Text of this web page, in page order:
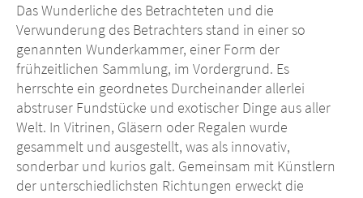
Das Wunderliche des Betrachteten und die
Verwunderung des Betrachters stand in einer so
genannten Wunderkammer, einer Form der
frühzeitlichen Sammlung, im Vordergrund. Es
herrschte ein geordnetes Durcheinander allerlei
abstruser Fundstücke und exotischer Dinge aus aller
Welt. In Vitrinen, Gläsern oder Regalen wurde
gesammelt und ausgestellt, was als innovativ,
sonderbar und kurios galt. Gemeinsam mit Künstlern
der unterschiedlichsten Richtungen erweckt die